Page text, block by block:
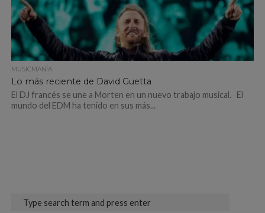
MUSICMANÍA
Lo más reciente de David Guetta
El DJ francés se une a Morten en un nuevo trabajo musical. El
mundo del EDM ha tenido en sus más...